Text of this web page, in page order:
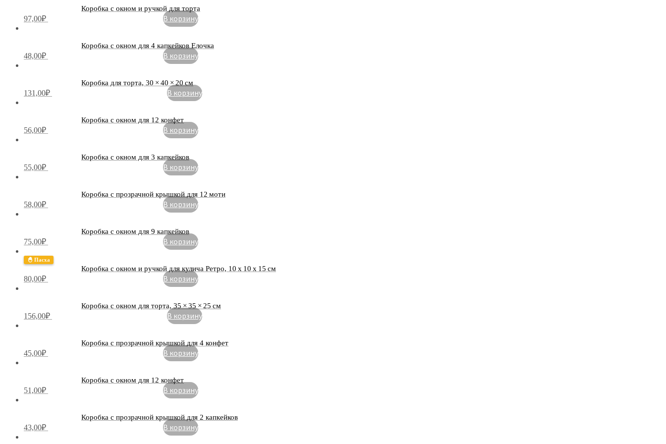
Коробка с окном и ручкой для торта
97,00₽ В корзину
Коробка с окном для 4 капкейков Елочка
48,00₽ В корзину
Коробка для торта, 30 × 40 × 20 см
131,00₽ В корзину
Коробка с окном для 12 конфет
56,00₽ В корзину
Коробка с окном для 3 капкейков
55,00₽ В корзину
Коробка с прозрачной крышкой для 12 моти
58,00₽ В корзину
Коробка с окном для 9 капкейков
75,00₽ В корзину
🐣 Пасха
Коробка с окном и ручкой для кулича Ретро, 10 х 10 х 15 см
80,00₽ В корзину
Коробка с окном для торта, 35 × 35 × 25 см
156,00₽ В корзину
Коробка с прозрачной крышкой для 4 конфет
45,00₽ В корзину
Коробка с окном для 12 конфет
51,00₽ В корзину
Коробка с прозрачной крышкой для 2 капкейков
43,00₽ В корзину